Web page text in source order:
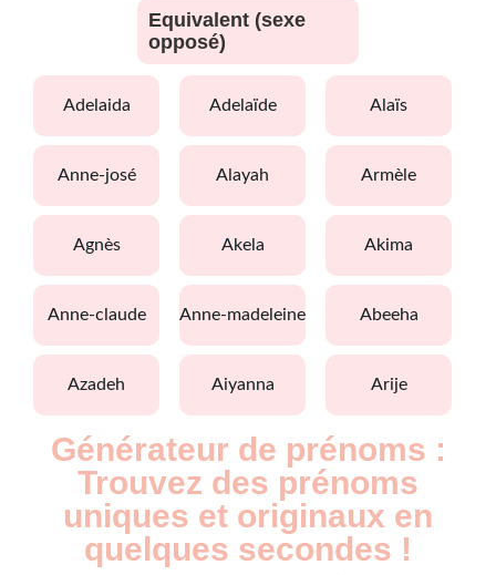
Equivalent (sexe
opposé)
adelaida adelaïde alaïs
anne-josé alayah armèle
agnès akela akima
anne-claude anne-madeleine abeeha
azadeh aiyanna arije
Générateur de prénoms :
Trouvez des prénoms
uniques et originaux en
quelques secondes !